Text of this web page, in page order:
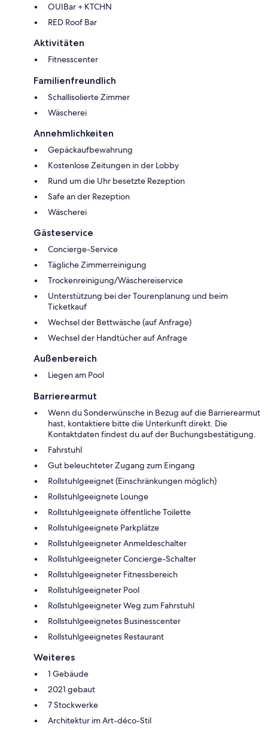
OUIBar + KTCHN
RED Roof Bar
Aktivitäten
Fitnesscenter
Familienfreundlich
Schallisolierte Zimmer
Wäscherei
Annehmlichkeiten
Gepäckaufbewahrung
Kostenlose Zeitungen in der Lobby
Rund um die Uhr besetzte Rezeption
Safe an der Rezeption
Wäscherei
Gästeservice
Concierge-Service
Tägliche Zimmerreinigung
Trockenreinigung/Wäschereiservice
Unterstützung bei der Tourenplanung und beim
Ticketkauf
Wechsel der Bettwäsche (auf Anfrage)
Wechsel der Handtücher auf Anfrage
Außenbereich
Liegen am Pool
Barrierearmut
Wenn du Sonderwünsche in Bezug auf die Barrierearmut
hast, kontaktiere bitte die Unterkunft direkt. Die
Kontaktdaten findest du auf der Buchungsbestätigung.
Fahrstuhl
Gut beleuchteter Zugang zum Eingang
Rollstuhlgeeignet (Einschränkungen möglich)
Rollstuhlgeeignete Lounge
Rollstuhlgeeignete öffentliche Toilette
Rollstuhlgeeignete Parkplätze
Rollstuhlgeeigneter Anmeldeschalter
Rollstuhlgeeigneter Concierge-Schalter
Rollstuhlgeeigneter Fitnessbereich
Rollstuhlgeeigneter Pool
Rollstuhlgeeigneter Weg zum Fahrstuhl
Rollstuhlgeeignetes Businesscenter
Rollstuhlgeeignetes Restaurant
Weiteres
1 Gebäude
2021 gebaut
7 Stockwerke
Architektur im Art-déco-Stil